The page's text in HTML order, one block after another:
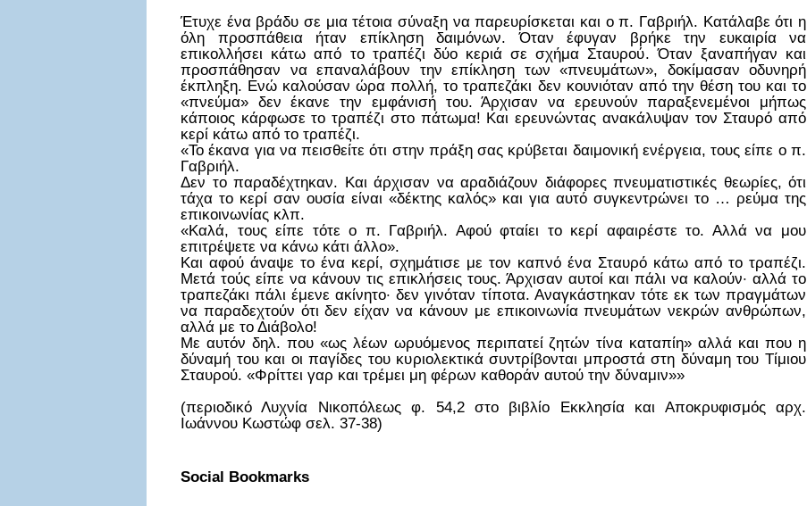
Έτυχε ένα βράδυ σε μια τέτοια σύναξη να παρευρίσκεται και ο π. Γαβριήλ. Κατάλαβε ότι η
όλη προσπάθεια ήταν επίκληση δαιμόνων. Όταν έφυγαν βρήκε την ευκαιρία να
επικολλήσει κάτω από το τραπέζι δύο κεριά σε σχήμα Σταυρού. Όταν ξαναπήγαν και
προσπάθησαν να επαναλάβουν την επίκληση των «πνευμάτων», δοκίμασαν οδυνηρή
έκπληξη. Ενώ καλούσαν ώρα πολλή, το τραπεζάκι δεν κουνιόταν από την θέση του και το
«πνεύμα» δεν έκανε την εμφάνισή του. Άρχισαν να ερευνούν παραξενεμένοι μήπως
κάποιος κάρφωσε το τραπέζι στο πάτωμα! Και ερευνώντας ανακάλυψαν τον Σταυρό από
κερί κάτω από το τραπέζι.
«Το έκανα για να πεισθείτε ότι στην πράξη σας κρύβεται δαιμονική ενέργεια, τους είπε ο π.
Γαβριήλ.
Δεν το παραδέχτηκαν. Και άρχισαν να αραδιάζουν διάφορες πνευματιστικές θεωρίες, ότι
τάχα το κερί σαν ουσία είναι «δέκτης καλός» και για αυτό συγκεντρώνει το … ρεύμα της
επικοινωνίας κλπ.
«Καλά, τους είπε τότε ο π. Γαβριήλ. Αφού φταίει το κερί αφαιρέστε το. Αλλά να μου
επιτρέψετε να κάνω κάτι άλλο».
Και αφού άναψε το ένα κερί, σχημάτισε με τον καπνό ένα Σταυρό κάτω από το τραπέζι.
Μετά τούς είπε να κάνουν τις επικλήσεις τους. Άρχισαν αυτοί και πάλι να καλούν· αλλά το
τραπεζάκι πάλι έμενε ακίνητο· δεν γινόταν τίποτα. Αναγκάστηκαν τότε εκ των πραγμάτων
να παραδεχτούν ότι δεν είχαν να κάνουν με επικοινωνία πνευμάτων νεκρών ανθρώπων,
αλλά με το Διάβολο!
Με αυτόν δηλ. που «ως λέων ωρυόμενος περιπατεί ζητών τίνα καταπίη» αλλά και που η
δύναμή του και οι παγίδες του κυριολεκτικά συντρίβονται μπροστά στη δύναμη του Τίμιου
Σταυρού. «Φρίττει γαρ και τρέμει μη φέρων καθοράν αυτού την δύναμιν»»
(περιοδικό Λυχνία Νικοπόλεως φ. 54,2 στο βιβλίο Εκκλησία και Αποκρυφισμός αρχ.
Ιωάννου Κωστώφ σελ. 37-38)
Social Bookmarks